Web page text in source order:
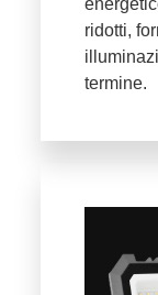
ridotti,
termine.